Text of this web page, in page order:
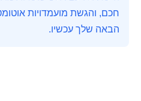
חכם, והגשת מועמדויות
הבאה שלך עכשיו.